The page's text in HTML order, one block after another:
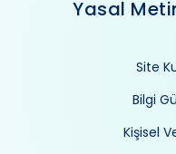
Yasal
Site
Bilgi
Kişisel